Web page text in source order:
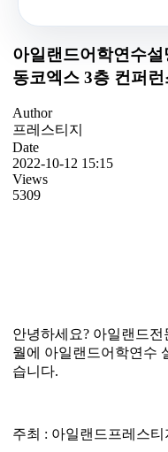
아일랜드어학연수설
동코엑스 3층 컨퍼
Author
프레스티지
Date
2022-10-12 15:15
Views
5309
안녕하세요? 아일랜드
월에 아일랜드어학연수
습니다.
주최 : 아일랜드프레스